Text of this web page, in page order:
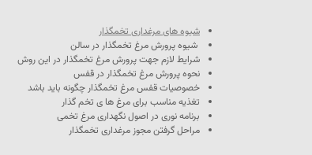
شیوه های مرغداری تخمگذار
شیوه پرورش مرغ تخمگذار در سالن
شرایط لازم جهت پرورش مرغ تخمگذار در این روش
نحوه پرورش مرغ تخمگذار در قفس
خصوصیات قفس مرغ تخمگذار چگونه باید باشد
تغذیه مناسب برای مرغ ها ی تخم گذار
برنامه نوری در اصول نگهداری مرغ تخمی
مراحل گرفتن مجوز مرغداری تخمگذار